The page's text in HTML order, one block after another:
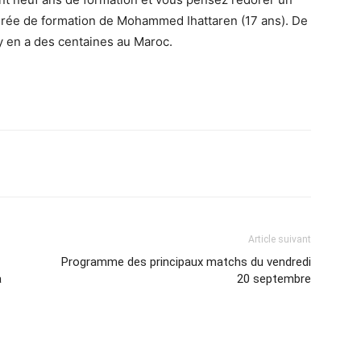
de formation de Mohammed Ihattaren (17 ans). De
a des centaines au Maroc.
Article suivant
Programme des principaux matchs du vendredi
20 septembre